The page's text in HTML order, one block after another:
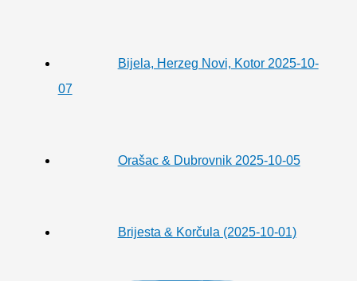
Bijela, Herzeg Novi, Kotor 2025-10-
07
Orašac & Dubrovnik 2025-10-05
Brijesta & Korčula (2025-10-01)